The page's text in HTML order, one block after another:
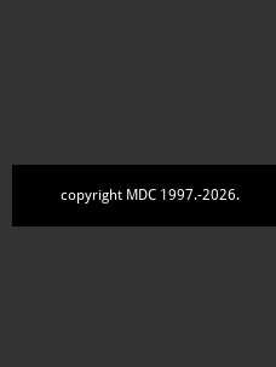
copyright MDC 1997.-2026.